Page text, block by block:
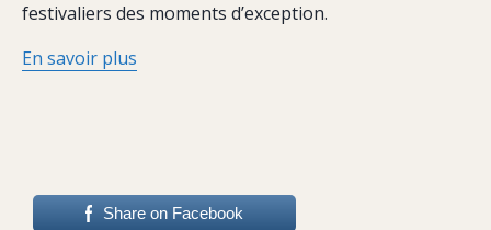
festivaliers des moments d’exception.
En savoir plus
Share on Facebook